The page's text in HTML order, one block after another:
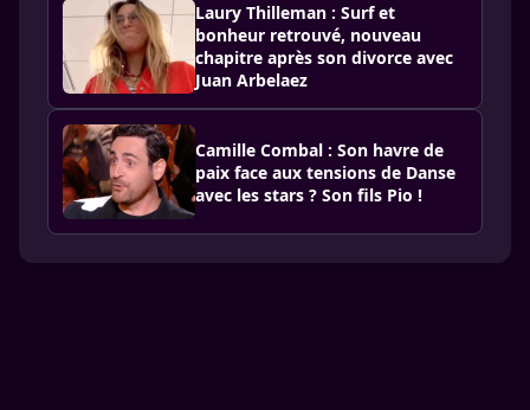
Laury Thilleman : Surf et
bonheur retrouvé, nouveau
chapitre après son divorce avec
Juan Arbelaez
Camille Combal : Son havre de
paix face aux tensions de Danse
avec les stars ? Son fils Pio !